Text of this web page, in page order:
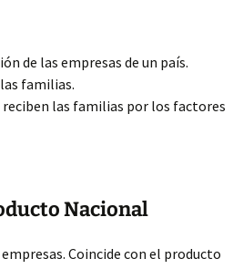
de las empresas de un país.
familias.
reciben las familias por los factores
Nacional
Coincide con el producto